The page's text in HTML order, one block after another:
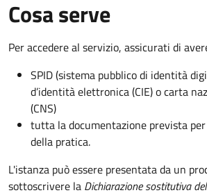
Cosa serve
Per accedere al servizio, assicurati di
SPID (sistema pubblico di identità
d’identità elettronica (CIE) o carta
(CNS)
tutta la documentazione prevista
della pratica.
L'istanza può essere presentata da un
sottoscrivere la Dichiarazione sostitutiva